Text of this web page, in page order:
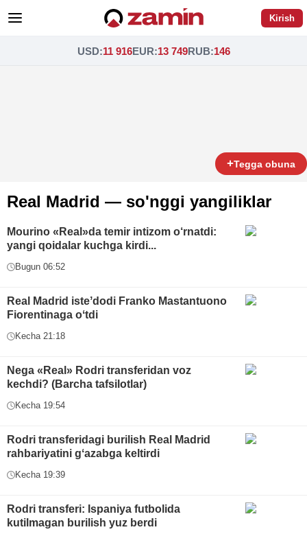
Kirish
USD:11 916EUR:13 749RUB:146
+Tegga obuna
Real Madrid — so'nggi yangiliklar
Mourino «Real»da temir intizom o‘rnatdi:
yangi qoidalar kuchga kirdi...
Bugun 06:52
Real Madrid isteʼdodi Franko Mastantuono
Fiorentinaga oʻtdi
Kecha 21:18
Nega «Real» Rodri transferidan voz
kechdi? (Barcha tafsilotlar)
Kecha 19:54
Rodri transferidagi burilish Real Madrid
rahbariyatini gʻazabga keltirdi
Kecha 19:39
Rodri transferi: Ispaniya futbolida
kutilmagan burilish yuz berdi